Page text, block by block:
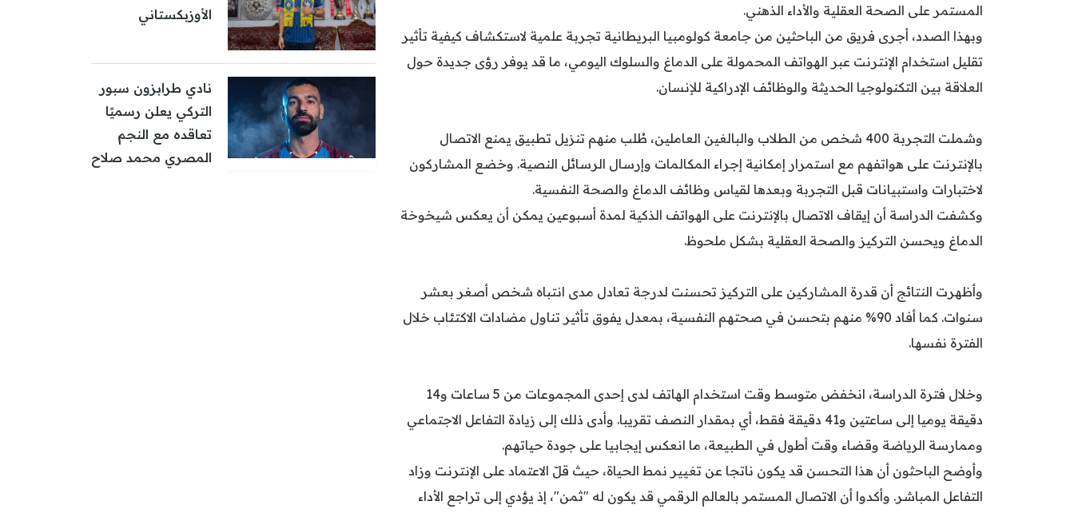
المستمر على الصحة العقلية والأداء الذهني.
وبهذا الصدد، أجرى فريق من الباحثين من جامعة كولومبيا البريطانية تجربة علمية لاستكشاف كيفية تأثير
تقليل استخدام الإنترنت عبر الهواتف المحمولة على الدماغ والسلوك اليومي، ما قد يوفر رؤى جديدة حول
العلاقة بين التكنولوجيا الحديثة والوظائف الإدراكية للإنسان.
وشملت التجربة 400 شخص من الطلاب والبالغين العاملين، طُلب منهم تنزيل تطبيق يمنع الاتصال
بالإنترنت على هواتفهم مع استمرار إمكانية إجراء المكالمات وإرسال الرسائل النصية. وخضع المشاركون
لاختبارات واستبيانات قبل التجربة وبعدها لقياس وظائف الدماغ والصحة النفسية.
وكشفت الدراسة أن إيقاف الاتصال بالإنترنت على الهواتف الذكية لمدة أسبوعين يمكن أن يعكس شيخوخة
الدماغ ويحسن التركيز والصحة العقلية بشكل ملحوظ.
وأظهرت النتائج أن قدرة المشاركين على التركيز تحسنت لدرجة تعادل مدى انتباه شخص أصغر بعشر
سنوات. كما أفاد 90% منهم بتحسن في صحتهم النفسية، بمعدل يفوق تأثير تناول مضادات الاكتئاب خلال
الفترة نفسها.
وخلال فترة الدراسة، انخفض متوسط وقت استخدام الهاتف لدى إحدى المجموعات من 5 ساعات و14
دقيقة يوميا إلى ساعتين و41 دقيقة فقط، أي بمقدار النصف تقريبا. وأدى ذلك إلى زيادة التفاعل الاجتماعي
وممارسة الرياضة وقضاء وقت أطول في الطبيعة، ما انعكس إيجابيا على جودة حياتهم.
وأوضح الباحثون أن هذا التحسن قد يكون ناتجا عن تغيير نمط الحياة، حيث قلّ الاعتماد على الإنترنت وزاد
التفاعل المباشر. وأكدوا أن الاتصال المستمر بالعالم الرقمي قد يكون له "ثمن"، إذ يؤدي إلى تراجع الأداء
الأوزبكستاني
نادي طرابزون سبور
التركي يعلن رسميًا
تعاقده مع النجم
المصري محمد صلاح